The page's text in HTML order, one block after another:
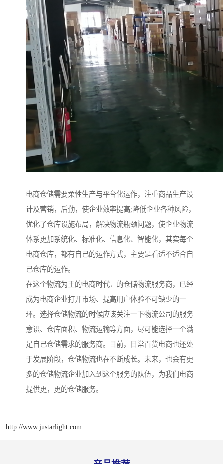
电商仓储需要柔性生产与平台化运作，注重商品生产设
计及营销，后勤，使企业效率提高;降低企业各种风险，
优化了仓库设施布局，解决物流瓶颈问题，使企业物流
体系更加系统化、标准化、信息化、智能化，其实每个
电商仓库，都有自己的运作方式，主要是看适不适合自
己仓库的运作。
在这个物流为王的电商时代，的仓储物流服务商，已经
成为电商企业打开市场、提高用户体验不可缺少的一
环。选择仓储物流的时候应该关注一下物流公司的服务
意识、仓库面积、物流运输等方面，尽可能选择一个满
足自己仓储需求的服务商。目前，日常百货电商也还处
于发展阶段，仓储物流也在不断成长。未来，也会有更
多的仓储物流企业加入到这个服务的队伍，为我们电商
提供更，更的仓储服务。
http://www.justarlight.com